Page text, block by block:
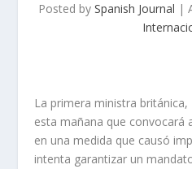
Posted by Spanish Journal |
La primera ministra
esta mañana que convocará
en una medida que causó
intenta garantizar un